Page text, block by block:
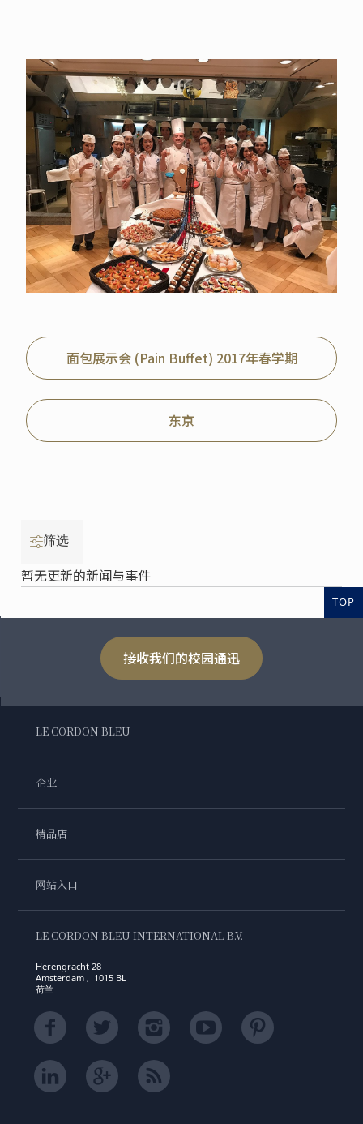
面包展示会 (Pain Buffet) 2017年春学期
东京
筛选
暂无更新的新闻与事件
TOP
接收我们的校园通迅
LE CORDON BLEU
企业
精品店
网站入口
LE CORDON BLEU INTERNATIONAL B.V.
Herengracht 28
Amsterdam , 1015 BL
荷兰